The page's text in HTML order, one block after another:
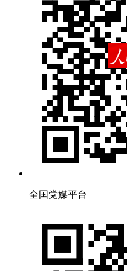
全国党媒平台